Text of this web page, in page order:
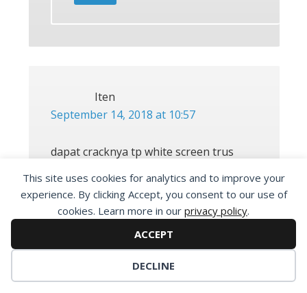
This site uses cookies for analytics and to improve your
experience. By clicking Accept, you consent to our use of
cookies. Learn more in our privacy policy.
ACCEPT
DECLINE
Iten
September 14, 2018 at 10:57
dapat cracknya tp white screen trus
REPLY
Maone van Cobain
September 14, 2018 at 14:58